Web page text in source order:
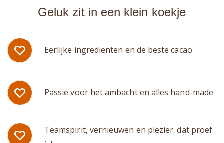
Geluk zit in een klein koekje
Eerlijke ingrediënten en de beste cacao
Passie voor het ambacht en alles hand-made
Teamspirit, vernieuwen en plezier: dat proef